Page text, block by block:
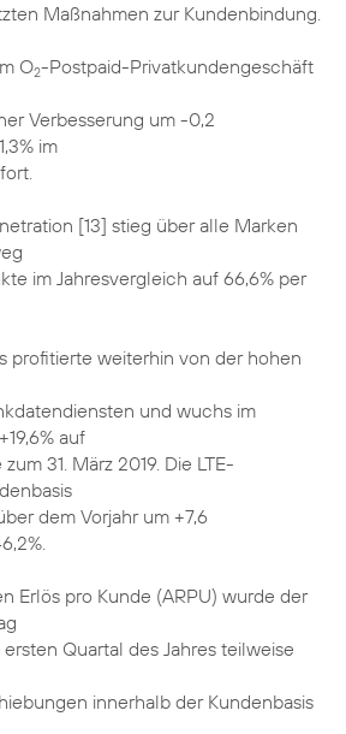
Maßnahmen zur Kundenbindung.
O2-Postpaid-Privatkundengeschäft
Verbesserung um -0,2
im
[13] stieg über alle Marken
im Jahresvergleich auf 66,6% per
profitierte weiterhin von der hohen
und wuchs im
auf
31. März 2019. Die LTE-
dem Vorjahr um +7,6
Erlös pro Kunde (ARPU) wurde der
Quartal des Jahres teilweise
innerhalb der Kundenbasis